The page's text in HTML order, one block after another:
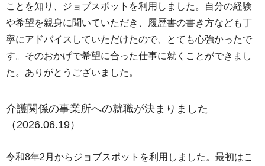
ことを知り、ジョブスポットを利用しました。自分の経験
や希望を親身に聞いていただき、履歴書の書き方なども丁
寧にアドバイスしていただけたので、とても心強かったで
す。そのおかげで希望に合った仕事に就くことができまし
た。ありがとうございました。
介護関係の事業所への就職が決まりました
（2026.06.19）
令和8年2月からジョブスポットを利用しました。最初はこ